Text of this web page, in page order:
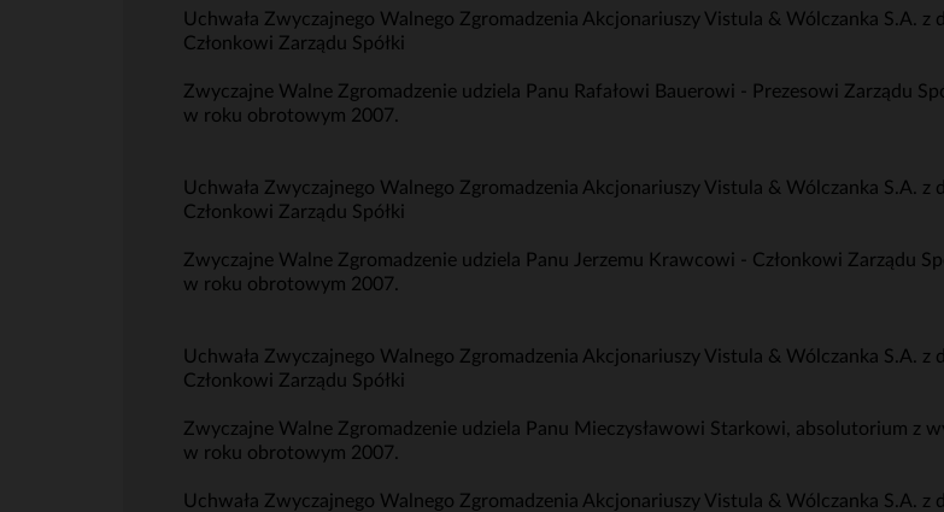
Uchwała Zwyczajnego Walnego Zgromadzenia Akcjonariuszy Vistula & Wólczanka S.A.
Członkowi Zarządu Spółki
Zwyczajne Walne Zgromadzenie udziela Panu Rafałowi Bauerowi - Prezesowi Zarządu
w roku obrotowym 2007.
Uchwała Zwyczajnego Walnego Zgromadzenia Akcjonariuszy Vistula & Wólczanka S.A.
Członkowi Zarządu Spółki
Zwyczajne Walne Zgromadzenie udziela Panu Jerzemu Krawcowi - Członkowi Zarządu
w roku obrotowym 2007.
Uchwała Zwyczajnego Walnego Zgromadzenia Akcjonariuszy Vistula & Wólczanka S.A.
Członkowi Zarządu Spółki
Zwyczajne Walne Zgromadzenie udziela Panu Mieczysławowi Starkowi, absolutorium z
w roku obrotowym 2007.
Uchwała Zwyczajnego Walnego Zgromadzenia Akcjonariuszy Vistula & Wólczanka S.A.